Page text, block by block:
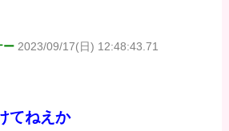
ー 2023/09/17(日) 12:48:43.71
てねえか